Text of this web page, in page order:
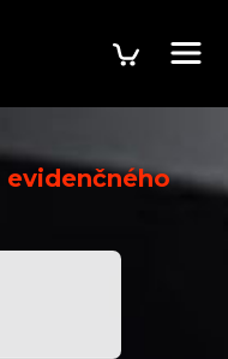
evidenčného